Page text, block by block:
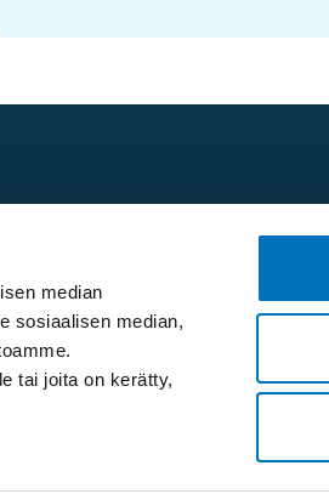
median
sosiaalisen median,
tai joita on kerätty,